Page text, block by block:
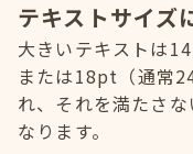
テキストサイズ
大きいテキストは
または18pt（通常
れ、それを満たさ
なります。